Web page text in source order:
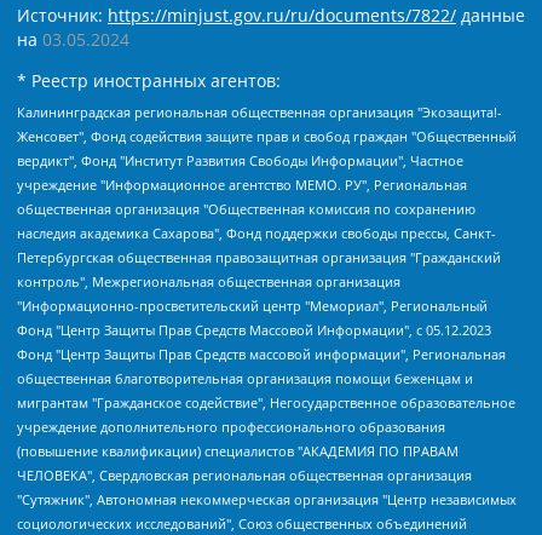
Источник: https://minjust.gov.ru/ru/documents/7822/ данные
на 03.05.2024
* Реестр иностранных агентов:
Калининградская региональная общественная организация "Экозащита!-Женсовет", Фонд содействия защите прав и свобод граждан "Общественный вердикт", Фонд "Институт Развития Свободы Информации", Частное учреждение "Информационное агентство МЕМО. РУ", Региональная общественная организация "Общественная комиссия по сохранению наследия академика Сахарова", Фонд поддержки свободы прессы, Санкт-Петербургская общественная правозащитная организация "Гражданский контроль", Межрегиональная общественная организация "Информационно-просветительский центр "Мемориал", Региональный Фонд "Центр Защиты Прав Средств Массовой Информации", с 05.12.2023 Фонд "Центр Защиты Прав Средств массовой информации", Региональная общественная благотворительная организация помощи беженцам и мигрантам "Гражданское содействие", Негосударственное образовательное учреждение дополнительного профессионального образования (повышение квалификации) специалистов "АКАДЕМИЯ ПО ПРАВАМ ЧЕЛОВЕКА", Свердловская региональная общественная организация "Сутяжник", Автономная некоммерческая организация "Центр независимых социологических исследований", Союз общественных объединений "Российский исследовательский центр по правам человека", Региональное общественное учреждение научно-информационный центр "МЕМОРИАЛ", Некоммерческая организация "Фонд защиты гласности", Автономная некоммерческая организация "Институт прав человека", Городская общественная организация "Екатеринбургское общество "МЕМОРИАЛ", Городская общественная организация "Рязанское историко-просветительское и правозащитное общество "Мемориал" (Рязанский Мемориал), Челябинский региональный орган общественной самодеятельности – женское общественное объединение "Женщины Евразии", Челябинский региональный орган общественной самодеятельности "Уральская правозащитная группа", Фонд содействия защите здоровья и социальной справедливости имени Андрея Рылькова, Автономная Некоммерческая Организация "Аналитический Центр Юрия Левады", Автономная некоммерческая организация социальной поддержки населения "Проект Апрель", Региональная общественная организация помощи женщинам и детям, находящимся в кризисной ситуации "Информационно-методический центр "Анна", Фонд содействия развитию массовых коммуникаций и правовому просвещению "Так-так-Так", Фонд содействия устойчивому развитию "Серебряная тайга", Свердловский региональный общественный фонд социальных проектов "Новое время", "Idel.Реалии", Кавказ.Реалии, Крым.Реалии, Телеканал Настоящее Время, Татаро-башкирская служба Радио Свобода (Azatliq Radiosi), Радио Свободная Европа/Радио Свобода (PCE/PC), "Сибирь.Реалии", "Фактограф", Благотворительный фонд помощи осужденным и их семьям, Автономная некоммерческая организация "Институт глобализации и социальных движений", Фонд "В защиту прав заключенных", Частное учреждение "Центр поддержки и содействия развитию средств массовой информации", Пензенский региональный общественный благотворительный фонд "Гражданский союз", "Север.Реалии", Некоммерческая организация Фонд "Правовая инициатива", Общество с ограниченной ответственностью "Радио Свободная Европа/Радио Свобода", Чешское информационное агентство "MEDIUM-ORIENT", Красноярская региональная общественная организация "Мы против СПИДа", Камалягин Денис Николаевич, Маркелов Сергей Евгеньевич, Пономарев Лев Александрович, Савицкая Людмила Алексеевна, Автономная некоммерческая организация "Центр по работе с проблемой насилия "НАСИЛИЮ.НЕТ", Межрегиональный профессиональный союз работников здравоохранения "Альянс врачей", Юридическое лицо, зарегистрированное в Латвийской Республике, SIA "Medusa Project" (регистрационный номер 40103797863, дата регистрации 10.06.2014), Некоммерческая организация "Фонд по борьбе с коррупцией", Автономная некоммерческая организация "Институт права и публичной политики", Баданин Роман Сергеевич, Гликин Максим Александрович, Железнова Мария Михайловна, Лукьянова Юлия Сергеевна, Маетная Елизавета Витальевна, Маняхин Петр Борисович, Чуракова Ольга Владимировна, Ярош Юлия Петровна, Юридическое лицо "The Insider SIA", зарегистрированное в Риге, Латвийская Республика (дата регистрации 26.06.2015), являющееся администратором доменного имени интернет-издания "The Insider SIA", https://theins.ru, Постернак Алексей Евгеньевич, Рубин Михаил Аркадьевич, Анин Роман Александрович, Юридическое лицо Istories fonds, зарегистрированное в Латвийской Республике (регистрационный номер 50008295751, дата регистрации 24.02.2020), Великовский Дмитрий Александрович, Долинина Ирина Николаевна, Мароховская Алеся Алексеевна, Шлейнов Роман Юрьевич, Шмагун Олеся Валентиновна, Общество с ограниченной ответственностью "Альтаир 2021", Общество с ограниченной ответственностью "Вега 2021", Общество с ограниченной ответственностью "Главный редактор 2021", Общество с ограниченной ответственностью "Ромашки монолит", Важенков Артем Валерьевич, Ивановская областная общественная организация "Центр гендерных исследований", Гурман Юрий Альбертович, Медиапроект "ОВД-Инфо", Егоров Владимир Владимирович, Жилинский Владимир Александрович, Общество с ограниченной ответственностью "ЗП", Иванова София Юрьевна, Карезина Инна Павловна, Кильтау Екатерина Викторовна, Петров Алексей Викторович, Пискунов Сергей Евгеньевич, Смирнов Сергей Сергеевич, Тихонов Михаил Сергеевич, Общество с ограниченной ответственностью "ЖУРНАЛИСТ-ИНОСТРАННЫЙ АГЕНТ", Арапова Галина Юрьевна, Вольтская Татьяна Анатольевна, Американская компания "Mason G.E.S. Anonymous Foundation" (США), являющаяся владельцем интернет-издания https://mnews.world/, Компания "Stichting Bellingcat", зарегистрированная в Нидерландах (дата регистрации 11.07.2018), Захаров Андрей Вячеславович, Клепиковская Екатерина Дмитриевна, Общество с ограниченной ответственностью "МЕМО", Перл Роман Александрович, Симонов Евгений Алексеевич, Соловьева Елена Анатольевна, Сотников Даниил Владимирович, Сурначева Елизавета Дмитриевна, Автономная некоммерческая организация по защите прав человека и информированию населения "Якутия – Наше Мнение", Общество с ограниченной ответственностью "Москоу диджитал медиа", с 26.01.2023 Общество с ограниченной ответственностью "Чайка Белые сады", Ветошкина Валерия Валерьевна, Заговора Максим Александрович, Межрегиональное общественное движение "Российская ЛГБТ - сеть", Оленичев Максим Владимирович, Павлов Иван Юрьевич, Скворцова Елена Сергеевна, Общество с ограниченной ответственностью "Как бы инагент", Кочетков Игорь Викторович, Общество с ограниченной ответственностью "Честные выборы", Еланчик Олег Александрович, Общество с ограниченной ответственностью "Нобелевский призыв", Гималова Регина Эмилевна, Григорьев Андрей Валерьевич, Григорьева Алина Александровна, Ассоциация по содействию защите прав призывников, альтернативнослужащих и военнослужащих "Правозащитная группа "Гражданин.Армия.Право", Хисамова Регина Фаритовна, Автономная некоммерческая организация по реализации социально-правовых программ "Лилит", Дальневосточное общественное движение "Маяк", Санкт-Петербургская ЛГБТ-инициативная группа "Выход", Инициативная группа ЛГБТ+ "Реверс", Алексеев Андрей Викторович, Бекбулатова Таисия Львовна, Беляев Иван Михайлович, Владыкина Елена Сергеевна, Гельман Марат Александрович, Никульшина Вероника Юрьевна, Толоконникова Надежда Андреевна, Шендерович Виктор Анатольевич, Общество с ограниченной ответственностью "Данное сообщение", Общество с ограниченной ответственностью Издательский дом "Новая глава", Айнбиндер Александра Александровна, Московский комьюнити-центр для ЛГБТ+инициатив, Благотворительный фонд развития филантропии, Deutsche Welle (Германия, Kurt-Schumacher-Strasse 3, 53113 Bonn), Борзунова Мария Михайловна, Воробьев Виктор Викторович, Голубева Анна Львовна, Константинова Алла Михайловна, Малкова Ирина Владимировна, Мурадов Мурад Абдулгалимович, Осетинская Елизавета Николаевна, Понасенков Евгений Николаевич, Ганапольский Матвей Юрьевич, Киселев Евгений Алексеевич, Борухович Ирина Григорьевна, Дремин Иван Тимофеевич, Дубровский Дмитрий Викторович, Красноярская региональная общественная организация поддержки и развития альтернативных образовательных технологий и межкультурных коммуникаций "ИНТЕРРА", Маяковская Екатерина Алексеевна, Фейгин Марк Захарович, Филимонов Андрей Викторович, Дзугкоева Регина Николаевна, Доброхотов Роман Александрович, Дудь Юрий Александрович, Елкин Сергей Владимирович, Кругликов Кирилл Игоревич, Сабунаева Мария Леонидовна, Семенов Алексей Владимирович, Шаинян Карен Багратович, Шульман Екатерина Михайловна, Асафьев Артур Валерьевич, Вахштайн Виктор Семенович, Венедиктов Алексей Алексеевич, Лушникова Екатерина Евгеньевна, Волков Леонид Михайлович, Невзоров Александр Глебович, Пархоменко Сергей Борисович, Сироткин Ярослав Николаевич, Кара-Мурза Владимир Владимирович, Баранова Наталья Владимировна, Гозман Леонид Яковлевич, Кагарлицкий Борис Юльевич, Климарев Михаил Валерьевич, Милов Владимир Станиславович, Автономная некоммерческая организация Краснодарский центр современного искусства "Типография", Моргенштерн Алишер Тагирович, Соболь Любовь Эдуардовна, Общество с ограниченной ответственностью "ЛИЗА НОРМ", Каспаров Гарри Кимович, Ходорковский Михаил Борисович, Общество с ограниченной ответственностью "Апрельские тезисы", Данилович Ирина Брониславовна, Кашин Олег Владимирович, Петров Николай Владимирович, Пивоваров Алексей Владимирович, Соколов Михаил Владимирович, Цветкова Юлия Владимировна, Чичваркин Евгений Александрович, Комитет против пыток/Команда против пыток, Общество с ограниченной ответственностью "Первый научный", Общество с ограниченной ответственностью "Вертолет и ко", Белоцерковская Вероника Борисовна, Кац Максим Евгеньевич, Лазарева Татьяна Юрьевна, Шаведдинов Руслан Табризович, Яшин Илья Валерьевич, Общество с ограниченной ответственностью "Иноагент ААВ", Алешковский Дмитрий Петрович, Альбац Евгения Марковна, Быков Дмитрий Львович, Галямина Юлия Евгеньевна, Лойко Сергей Леонидович, Мартынов Кирилл Константинович, Медведев Сергей Александрович, Крашенинников Федор Геннадиевич, Гордеева Катерина Вл